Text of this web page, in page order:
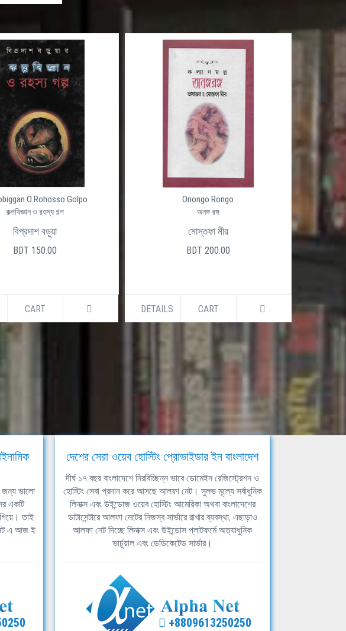
O Rohosso Golpo
কল্পবিজ্ঞান ও রহস্য গল্প
বিপ্রদাশ বড়ুয়া
BDT 150.00
CART
Onongo Rongo
অনঙ্গ রঙ্গ
মোস্তফা মীর
BDT 200.00
DETAILS CART
জন্য ভালো
একটি
তাই
এ আজ ই
দেশের সেরা ওয়েব হোস্টিং প্রোভাইডার ইন বাংলাদেশ
দীর্ঘ ১৭ বছর বাংলাদেশে নিরবিচ্ছিন্ন ভাবে ডোমেইন রেজিস্ট্রেশন ও
হোস্টিং সেবা প্রদান করে আসছে আলফা নেট। সুলভ মূল্যে সর্বাধুনিক
লিনাক্স এবং উইন্ডোজ ওয়েব হোস্টিং আমেরিকা অথবা বাংলাদেশের
ডাটাসেন্টারে আলফা নেটের নিজস্ব সার্ভারে রাখার ব্যবস্থা, এছাড়াও
আলফা নেট দিচ্ছে লিনাক্স এবং উইন্ডোস প্লাটফর্মে অত্যাধুনিক
ভার্চুয়াল এবং ডেডিকেটেড সার্ভার।
+8809613250250